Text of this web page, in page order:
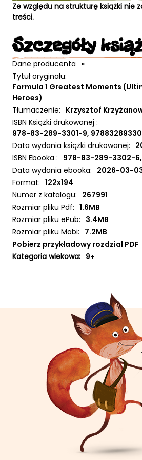
Ze względu na strukturę książki nie
treści.
Szczegóły
Dane producenta »
Tytuł oryginału:
Formula 1 Greatest Moments
Heroes)
Tłumaczenie: Krzysztof
ISBN Książki drukowanej :
978-83-289-3301-9,
Data wydania książki drukowanej:
ISBN Ebooka : 978-83-289-3302-
Data wydania ebooka: 2026-03-
Format: 122x194
Numer z katalogu: 267991
Rozmiar pliku Pdf: 1.6MB
Rozmiar pliku ePub: 3.4MB
Rozmiar pliku Mobi: 7.2MB
Pobierz przykładowy rozdział PDF
Kategoria wiekowa: 9+